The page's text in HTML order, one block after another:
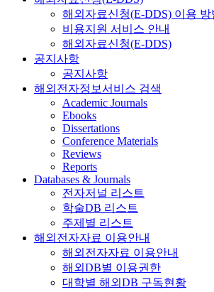
해외자료신청(E-DDS) 이용 방
비용지원 서비스 안내
해외자료신청(E-DDS)
공지사항
공지사항
해외전자정보서비스 검색
Academic Journals
Ebooks
Dissertations
Conference Materials
Reviews
Reports
Databases & Journals
전자저널 리스트
학술DB 리스트
주제별 리스트
해외전자자료 이용안내
해외전자자료 이용안내
해외DB별 이용권한
대학별 해외DB 구독현황